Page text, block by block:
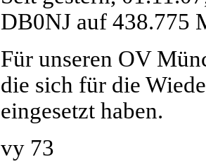
DB0NJ auf 438.775
Für unseren OV
die sich für die
eingesetzt haben.
vy 73